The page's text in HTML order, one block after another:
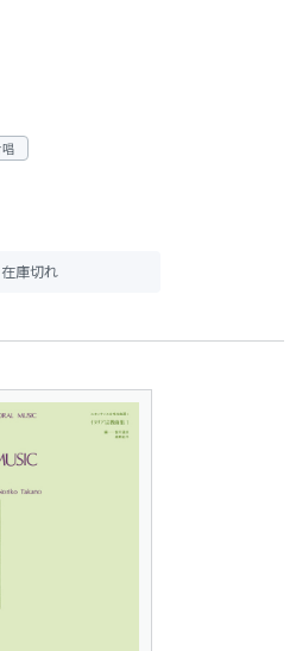
在庫切れ